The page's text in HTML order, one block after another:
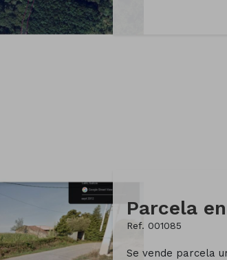
Ref. 001085
Se vende parcela